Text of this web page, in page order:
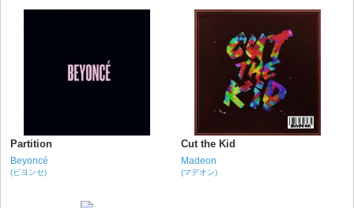
Partition
Beyoncé
(ビヨンセ)
Cut the Kid
Madeon
(マデオン)